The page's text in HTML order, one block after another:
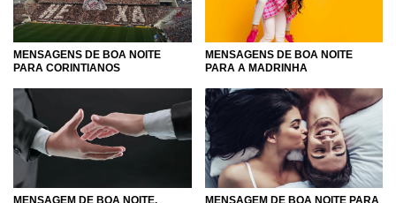
MENSAGENS DE BOA NOITE
PARA CORINTIANOS
MENSAGENS DE BOA NOITE
PARA A MADRINHA